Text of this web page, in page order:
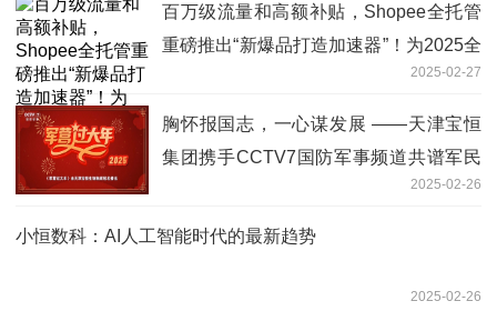
百万级流量和高额补贴，Shopee全托管
重磅推出“新爆品打造加速器”！为2025全
2025-02-27
胸怀报国志，一心谋发展 ——天津宝恒
集团携手CCTV7国防军事频道共谱军民
2025-02-26
小恒数科：AI人工智能时代的最新趋势
2025-02-26